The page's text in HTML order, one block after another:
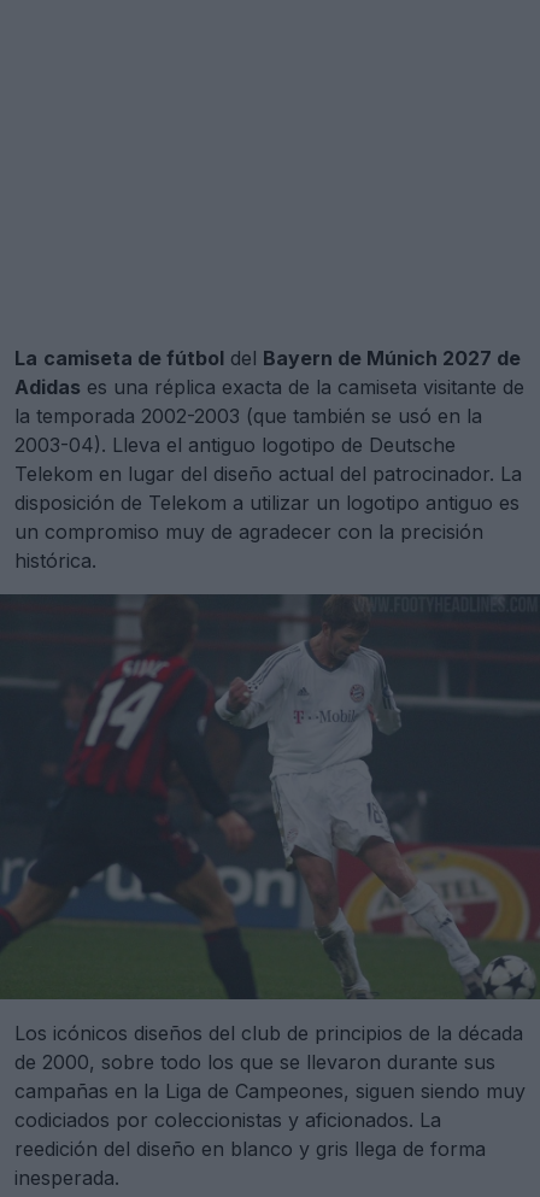
La camiseta de fútbol del Bayern de Múnich 2027 de
Adidas es una réplica exacta de la camiseta visitante de
la temporada 2002-2003 (que también se usó en la
2003-04). Lleva el antiguo logotipo de Deutsche
Telekom en lugar del diseño actual del patrocinador. La
disposición de Telekom a utilizar un logotipo antiguo es
un compromiso muy de agradecer con la precisión
histórica.
Los icónicos diseños del club de principios de la década
de 2000, sobre todo los que se llevaron durante sus
campañas en la Liga de Campeones, siguen siendo muy
codiciados por coleccionistas y aficionados. La
reedición del diseño en blanco y gris llega de forma
inesperada.